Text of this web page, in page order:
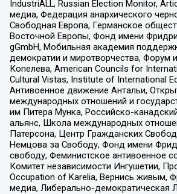
IndustriALL, Russian Election Monitor,
медиа, Федерация анархического
Свободная Европа, Германское
Восточной Европы, Фонд имени
gGmbH, Мобильная академия
демократии и миротворчества, Форум
Копелева, American Councils for
Cultural Vistas, Institute of International
Антивоенное движение Антальи,
международных отношений и
им Питера Мунка, Российско-
альянс, Школа международных
Патерсона, Центр Гражданских
Немцова за Свободу, Фонд имени
свободу, Феминистское антивоенное
Комитет независимости Ингушетии,
Occupation of Karelia, Вернись живым,
медиа, Либерально-демократическая